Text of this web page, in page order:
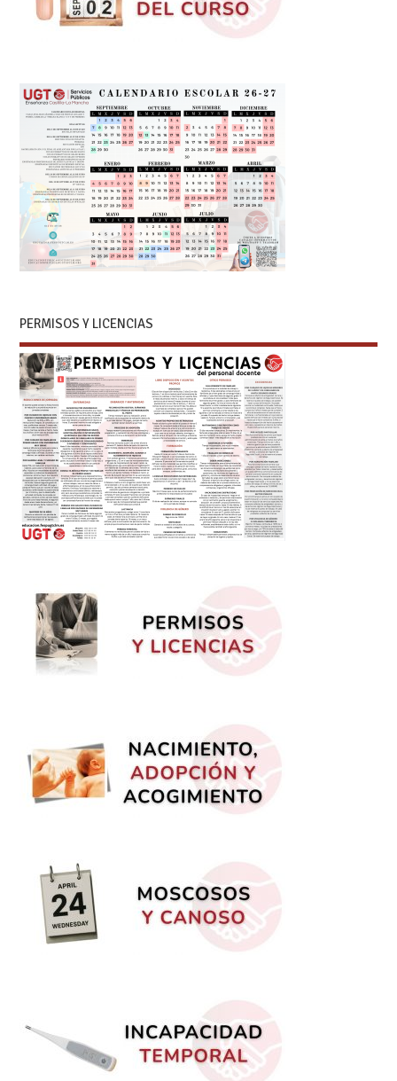
PERMISOS Y LICENCIAS